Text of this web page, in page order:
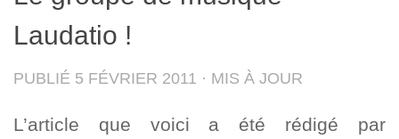
Laudatio !
PUBLIÉ 5 FÉVRIER 2011 · MIS À JOUR
L’article que voici a été rédigé par